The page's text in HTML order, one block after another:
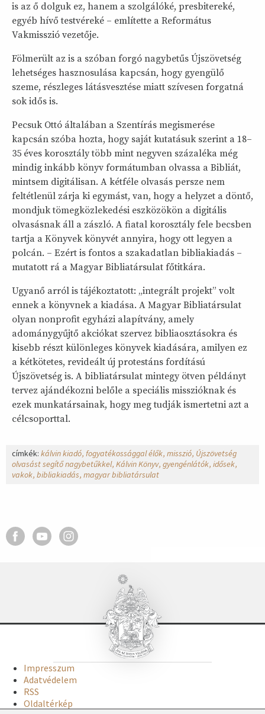
is az ő dolguk ez, hanem a szolgálóké, presbitereké,
egyéb hívő testvéreké – említette a Református
Vakmisszió vezetője.
Fölmerült az is a szóban forgó nagybetűs Újszövetség
lehetséges hasznosulása kapcsán, hogy gyengülő
szeme, részleges látásvesztése miatt szívesen forgatná
sok idős is.
Pecsuk Ottó általában a Szentírás megismerése
kapcsán szóba hozta, hogy saját kutatásuk szerint a 18–
35 éves korosztály több mint negyven százaléka még
mindig inkább könyv formátumban olvassa a Bibliát,
mintsem digitálisan. A kétféle olvasás persze nem
feltétlenül zárja ki egymást, van, hogy a helyzet a döntő,
mondjuk tömegközlekedési eszközökön a digitális
olvasásnak áll a zászló. A fiatal korosztály fele becsben
tartja a Könyvek könyvét annyira, hogy ott legyen a
polcán. – Ezért is fontos a szakadatlan bibliakiadás –
mutatott rá a Magyar Bibliatársulat főtitkára.
Ugyanő arról is tájékoztatott: „integrált projekt” volt
ennek a könyvnek a kiadása. A Magyar Bibliatársulat
olyan nonprofit egyházi alapítvány, amely
adománygyűjtő akciókat szervez bibliaosztásokra és
kisebb részt különleges könyvek kiadására, amilyen ez
a kétkötetes, revideált új protestáns fordítású
Újszövetség is. A bibliatársulat mintegy ötven példányt
tervez ajándékozni belőle a speciális misszióknak és
ezek munkatársainak, hogy meg tudják ismertetni azt a
célcsoporttal.
címkék: kálvin kiadó fogyatékossággal élők misszió Újszövetség
olvasást segítő nagybetűkkel Kálvin Könyv gyengénlátók idősek
vakok bibliakiadás magyar bibliatársulat
Impresszum
Adatvédelem
RSS
Oldaltérkép